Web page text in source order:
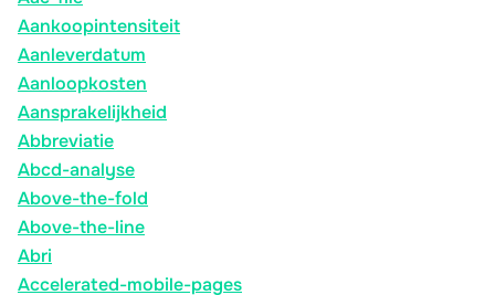
Aankoopintensiteit
Aanleverdatum
Aanloopkosten
Aansprakelijkheid
Abbreviatie
Abcd-analyse
Above-the-fold
Above-the-line
Abri
Accelerated-mobile-pages